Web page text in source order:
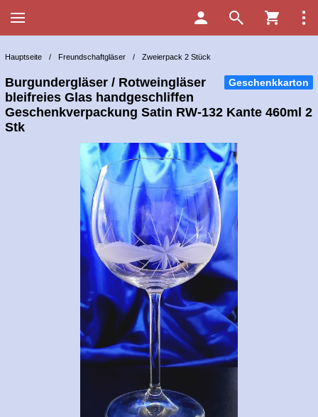
Hauptseite / Freundschaftgläser / Zweierpack 2 Stück
Geschenkkarton
Burgundergläser / Rotweingläser
bleifreies Glas handgeschliffen
Geschenkverpackung Satin RW-132 Kante 460ml 2
Stk